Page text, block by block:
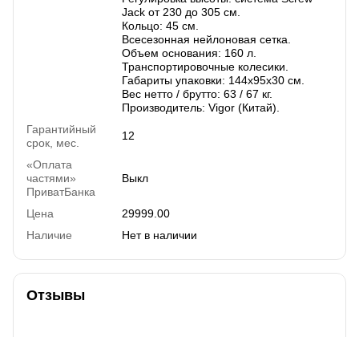
Jack от 230 до 305 см.
Кольцо: 45 см​.
Всесезонная нейлоновая сетка.
Объем основания: 160 л.
Транспортировочные колесики.
Габариты упаковки: 144х95х30 см.
Вес нетто / брутто: 63 / 67 кг.
Производитель: Vigor (Китай).
Гарантийный
срок, мес.
12
«Оплата
частями»
ПриватБанка
Выкл
Цена
29999.00
Наличие
Нет в наличии
Отзывы